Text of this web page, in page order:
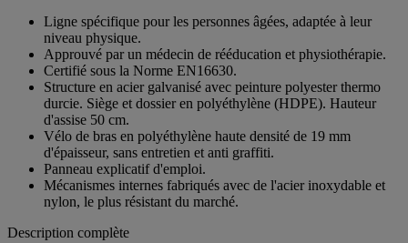
Ligne spécifique pour les personnes âgées, adaptée à leur
niveau physique.
Approuvé par un médecin de rééducation et physiothérapie.
Certifié sous la Norme EN16630.
Structure en acier galvanisé avec peinture polyester thermo
durcie. Siège et dossier en polyéthylène (HDPE). Hauteur
d'assise 50 cm.
Vélo de bras en polyéthylène haute densité de 19 mm
d'épaisseur, sans entretien et anti graffiti.
Panneau explicatif d'emploi.
Mécanismes internes fabriqués avec de l'acier inoxydable et
nylon, le plus résistant du marché.
Description complète